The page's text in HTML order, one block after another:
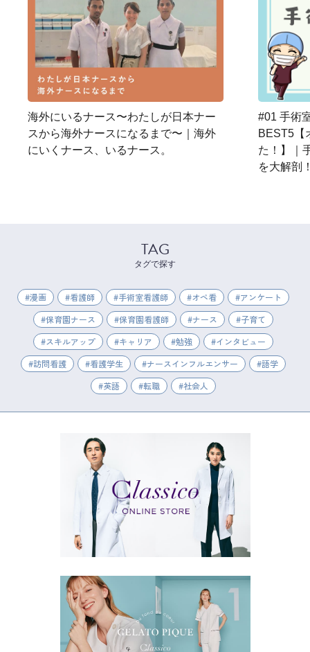
海外にいるナース〜わたしが日本ナー
スから海外ナースになるまで〜｜海外
にいくナース、いるナース。
#01 手術
BEST5【
た！】｜
を大解剖
TAG
タグで探す
漫画 看護師 手術室看護師 オペ看
アンケート
保育園ナース
保育園看護師 ナース
子育て
スキルアップ
キャリア 勉強
インタビュー
訪問看護
看護学生 ナースインフルエンサー
語学
英語
転職 社会人